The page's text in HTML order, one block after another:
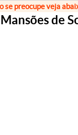
preocupe veja
de